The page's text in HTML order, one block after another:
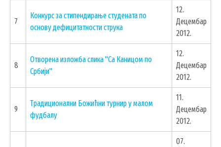
7
Конкурс за стипендирање студената по
основу дефицитатности струка
12.
Децембар
2012.
8
Отворена изложба слика "Са Каницом по
Србији"
12.
Децембар
2012.
9
Традиционални Божићни турнир у малом
фудбалу
11.
Децембар
2012.
07.